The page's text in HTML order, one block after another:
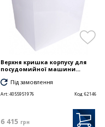
Верхня кришка корпусу для
посудомийної машини...
Під замовлення
Art:4055951976 Код:62146
6 415 грн